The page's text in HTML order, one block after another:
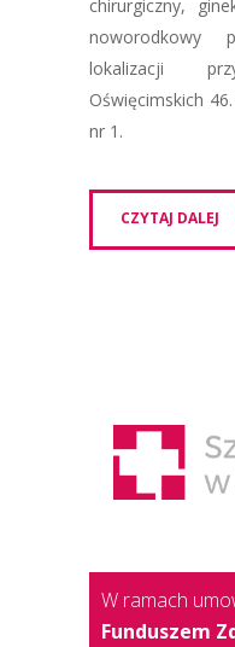
chirurgiczny,
noworodkowy
lokalizacji
Oświęcimskich
nr 1.
CZYTAJ DALEJ
W ramach
Funduszem